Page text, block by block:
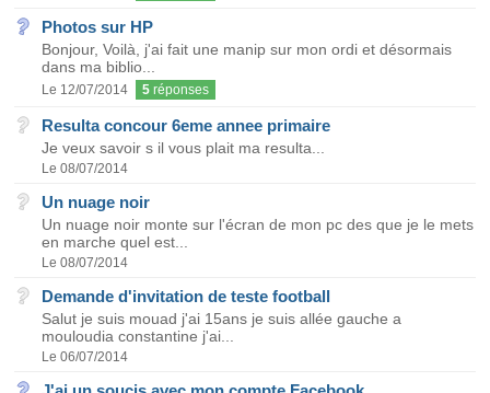
Photos sur HP
Bonjour, Voilà, j'ai fait une manip sur mon ordi et désormais
dans ma biblio...
Le 12/07/2014 5 réponses
Resulta concour 6eme annee primaire
Je veux savoir s il vous plait ma resulta...
Le 08/07/2014
Un nuage noir
Un nuage noir monte sur l'écran de mon pc des que je le mets
en marche quel est...
Le 08/07/2014
Demande d'invitation de teste football
Salut je suis mouad j'ai 15ans je suis allée gauche a
mouloudia constantine j'ai...
Le 06/07/2014